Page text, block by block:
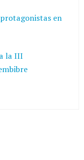
protagonistas en
la III